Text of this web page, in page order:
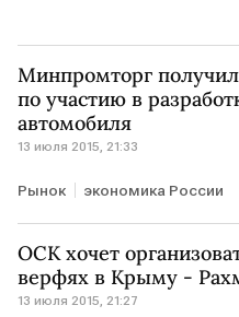
Минпромторг
по участию в
автомобиля
13 июля 2015, 21:33
Рынок экономика России
ОСК хочет
верфях в Крыму -
13 июля 2015, 21:27